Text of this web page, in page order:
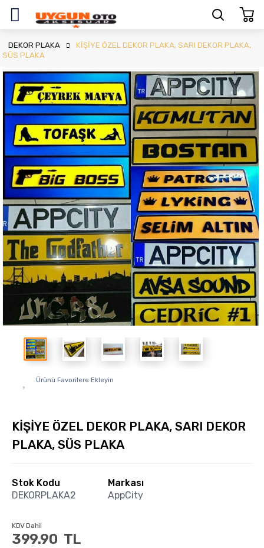
DEKOR PLAKA
KİŞİYE ÖZEL DEKOR PLAKA, SARI DEKOR PLAKA,
SÜS PLAKA
Ürünü Favorilere Ekleyin
KİŞİYE ÖZEL DEKOR PLAKA, SARI DEKOR
PLAKA, SÜS PLAKA
Stok Kodu
DEKORPLAKA2
Markası
AppCity
399.90 TL
KDV Dahil